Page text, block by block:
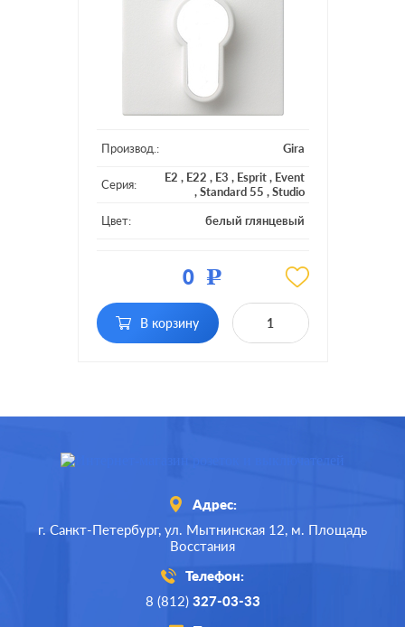
Производ.: Gira
Серия: E2 , E22 , E3 , Esprit, Event
,Standard 55 ,Studio
Цвет:
белый глянцевый
без фиксации, с
фиксацией
Подсветка:
без подсветки
0 Р
В корзину
Адрес:
г. Санкт-Петербург, ул. Мытнинская 12, м. Площадь
Восстания
Телефон:
8 (812) 327-03-33